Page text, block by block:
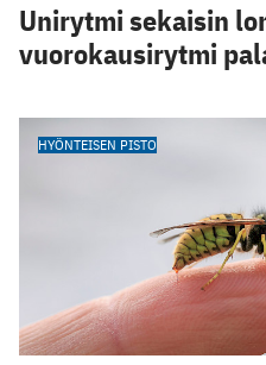
Unirytmi sekaisin
vuorokausirytmi
HYÖNTEISEN PISTO